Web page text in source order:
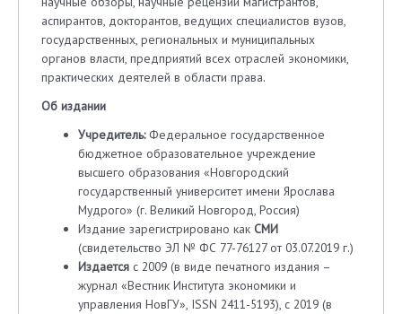
аспирантов, докторантов, ведущих специалистов вузов,
государственных, региональных и муниципальных
органов власти, предприятий всех отраслей экономики,
практических деятелей в области права.
Об издании
Учредитель:Федеральное государственное
бюджетное образовательное учреждение
высшего образования «Новгородский
государственный университет имени Ярослава
Мудрого» (г. Великий Новгород, Россия)
Издание зарегистрировано какСМИ
(свидетельство ЭЛ № ФС 77-76127 от 03.07.2019 г.)
Издается с 2009 (в виде печатного издания –
журнал «Вестник Института экономики и
управления НовГУ», ISSN 2411-5193), с 2019 (в